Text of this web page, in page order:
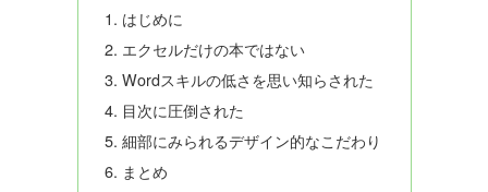
はじめに
エクセルだけの本ではない
Wordスキルの低さを思い知らされた
目次に圧倒された
細部にみられるデザイン的なこだわり
まとめ